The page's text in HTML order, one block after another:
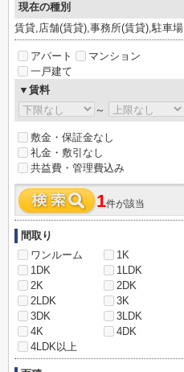
現在の種別
賃貸,店舗(賃貸),事務所(賃貸),駐車場
アパート
マンション
一戸建て
▼賃料
～
敷金・保証金なし
礼金・敷引なし
共益費・管理費込み
1件が該当
間取り
ワンルーム
1K
1DK
1LDK
2K
2DK
2LDK
3K
3DK
3LDK
4K
4DK
4LDK以上